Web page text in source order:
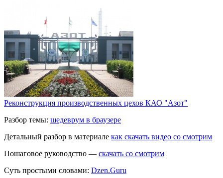
Реконструкция производственных цехов КАО "Азот"
Разбор темы: шедеврум в браузере
Детальный разбор в материале как скачать видео со смотрим
Пошаговое руководство — скачать со смотрим
Суть простыми словами: Dzen.Guru